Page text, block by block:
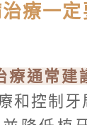
療一
療通常建
和控制